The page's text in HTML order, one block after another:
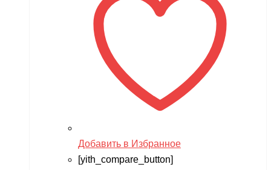
Добавить в Избранное
[yith_compare_button]